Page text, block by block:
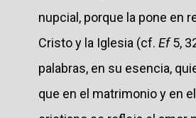
nupcial, porque la pone en
Cristo y la Iglesia (cf. Ef5,
palabras, en su esencia,
que en el matrimonio y en